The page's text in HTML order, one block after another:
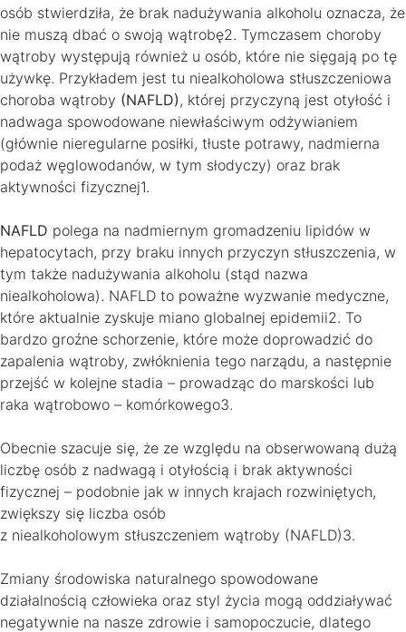
osób stwierdziła, że brak nadużywania alkoholu oznacza, że
nie muszą dbać o swoją wątrobę2. Tymczasem choroby
wątroby występują również u osób, które nie sięgają po tę
używkę. Przykładem jest tu niealkoholowa stłuszczeniowa
choroba wątroby (NAFLD) , której przyczyną jest otyłość i
nadwaga spowodowane niewłaściwym odżywianiem
(głównie nieregularne posiłki, tłuste potrawy, nadmierna
podaż węglowodanów, w tym słodyczy) oraz brak
aktywności fizycznej1.
NAFLD polega na nadmiernym gromadzeniu lipidów w
hepatocytach, przy braku innych przyczyn stłuszczenia, w
tym także nadużywania alkoholu (stąd nazwa
niealkoholowa). NAFLD to poważne wyzwanie medyczne,
które aktualnie zyskuje miano globalnej epidemii2. To
bardzo groźne schorzenie, które może doprowadzić do
zapalenia wątroby, zwłóknienia tego narządu, a następnie
przejść w kolejne stadia – prowadząc do marskości lub
raka wątrobowo – komórkowego3.
Obecnie szacuje się, że ze względu na obserwowaną dużą
liczbę osób z nadwagą i otyłością i brak aktywności
fizycznej – podobnie jak w innych krajach rozwiniętych,
zwiększy się liczba osób
z niealkoholowym stłuszczeniem wątroby (NAFLD)3.
Zmiany środowiska naturalnego spowodowane
działalnością człowieka oraz styl życia mogą oddziaływać
negatywnie na nasze zdrowie i samopoczucie, dlatego